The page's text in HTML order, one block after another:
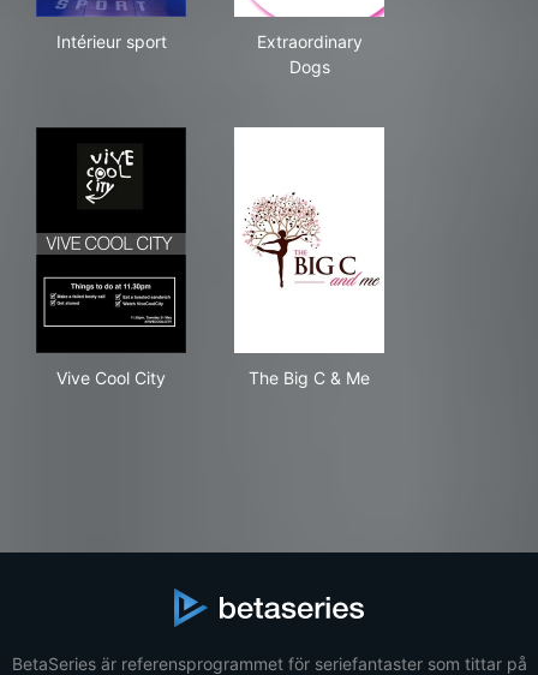
Intérieur sport
Extraordinary
Dogs
Vive Cool City The Big C & Me
BetaSeries är referensprogrammet för seriefantaster som tittar på